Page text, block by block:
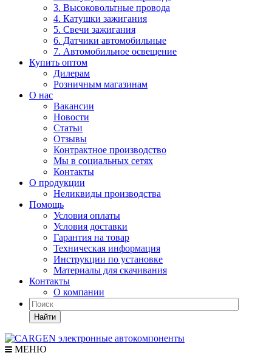
3. Высоковольтные провода
4. Катушки зажигания
5. Свечи зажигания
6. Датчики автомобильные
7. Автомобильное освещение
Купить оптом
Дилерам
Розничным магазинам
О нас
Вакансии
Новости
Статьи
Отзывы
Контрактное производство
Мы в социальных сетях
Контакты
О продукции
Неликвиды производства
Помощь
Условия оплаты
Условия доставки
Гарантия на товар
Техническая информация
Инструкции по установке
Материалы для скачивания
Контакты
О компании
Найти
МЕНЮ